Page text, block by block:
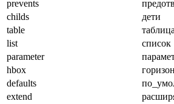
prevents
childs
дети
table
таблица
list
список
parameter
hbox
defaults
extend